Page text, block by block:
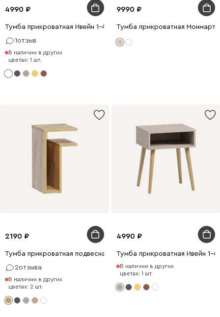
4990
Тумба прикроватная Ивейн 1-42x52 Белый
1отзыв
В наличии в других
цветах: 1 шт.
9990
Тумба прикроватная Монмарт
2190
Тумба прикроватная подвесная Грэн 23x42 Дуб Золотистый
2отзыва
В наличии в других
цветах: 2 шт.
4990
Тумба прикроватная Ивейн 1-
В наличии в других
цветах: 1 шт.